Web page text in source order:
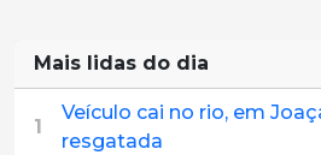
Mais lidas do dia
1
Veículo cai no rio, em
resgatada